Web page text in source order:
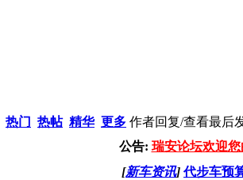
热门 热帖 精华 更多 作者回复/查看最后
公告: 瑞安论坛欢迎您
[新车资讯] 代步车预